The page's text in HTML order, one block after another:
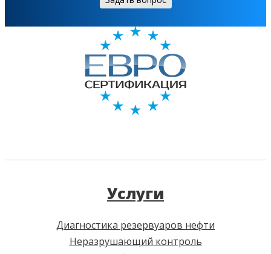
Услуги
Диагностика резервуаров нефти
Неразрушающий контроль